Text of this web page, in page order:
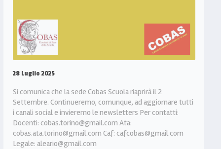
28 Luglio 2025
Si comunica che la sede Cobas Scuola riaprirà il 2
Settembre. Continueremo, comunque, ad aggiornare tutti
i canali social e invieremo le newsletters Per contatti:
Docenti: cobas.torino@gmail.com Ata:
cobas.ata.torino@gmail.com Caf: cafcobas@gmail.com
Legale: aleario@gmail.com